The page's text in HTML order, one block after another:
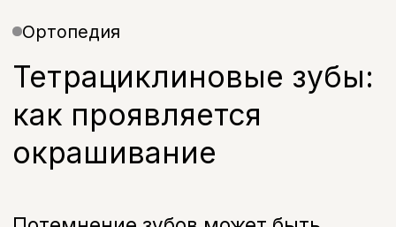
и с внутренними изменениями
структуры эмали.
Тетрациклиновые зубы — особый
случай: окрашивание формируется ещё
принимались антибиотики
устраняется обычным отбеливанием.
отбеливание тетрациклиновых зубов,